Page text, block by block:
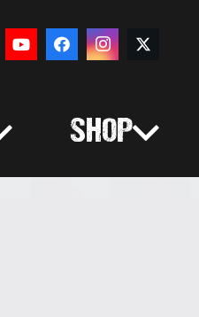
SHOP